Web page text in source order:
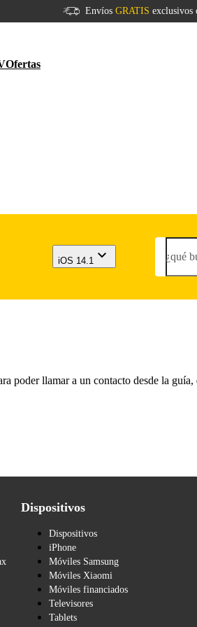
Envíos GRATIS exclusivos
Ofertas
iOS 14.1 ¿qué
poder llamar a un contacto desde la guía,
Dispositivos
Dispositivos
iPhone
Móviles Samsung
Móviles Xiaomi
Móviles financiados
Televisores
Tablets